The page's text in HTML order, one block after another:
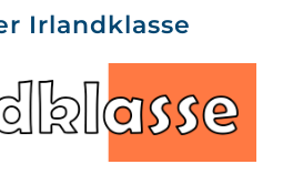
Irlandklasse